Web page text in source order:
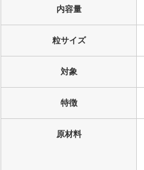
内容量
粒サイズ
対象
特徴
原材料